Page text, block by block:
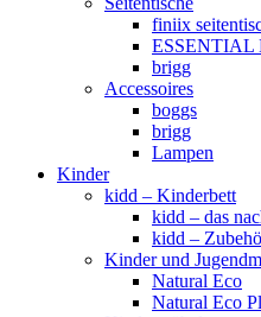
finiix
ESSENTIAL
brigg
Accessoires
boggs
brigg
Lampen
Kinder
kidd – Kinderbett
kidd – das
kidd –
Kinder und
Natural Eco
Natural Eco